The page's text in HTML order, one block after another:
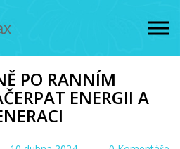
PO RANNÍM
ENERGII A